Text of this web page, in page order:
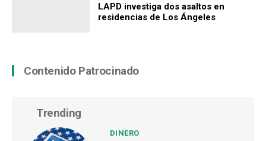
LAPD investiga dos asaltos en
residencias de Los Ángeles
Contenido Patrocinado
Trending
DINERO